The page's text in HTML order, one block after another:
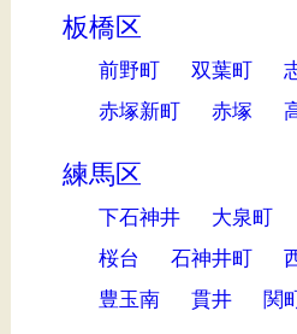
板橋区
前野町 双葉町
赤塚新町
赤塚
練馬区
下石神井 大泉町
桜台
石神井町
豊玉南
貫井 関